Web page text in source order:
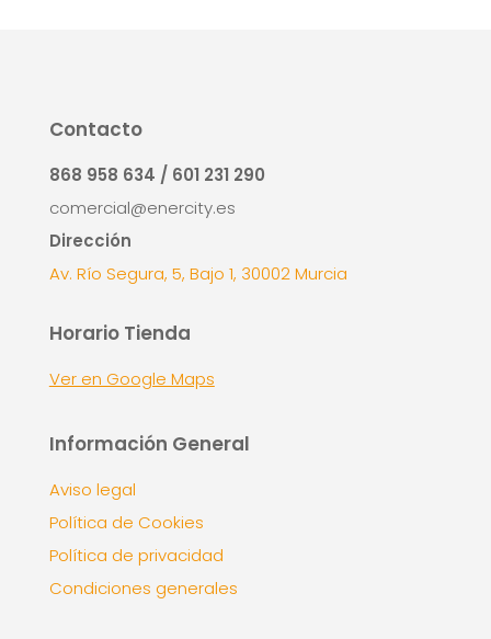
Contacto
868 958 634 / 601 231 290
comercial@enercity.es
Dirección
Av. Río Segura, 5, Bajo 1, 30002 Murcia
Horario Tienda
Ver en Google Maps
Información General
Aviso legal
Política de Cookies
Política de privacidad
Condiciones generales